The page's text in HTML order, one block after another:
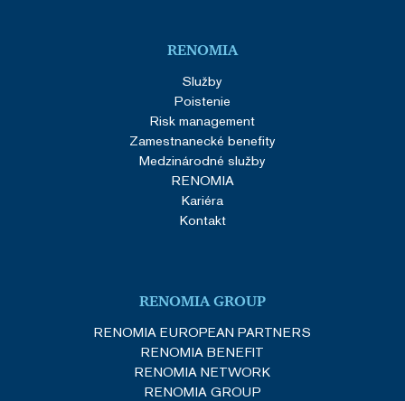
RENOMIA
Služby
Poistenie
Risk management
Zamestnanecké benefity
Medzinárodné služby
RENOMIA
Kariéra
Kontakt
RENOMIA GROUP
RENOMIA EUROPEAN PARTNERS
RENOMIA BENEFIT
RENOMIA NETWORK
RENOMIA GROUP